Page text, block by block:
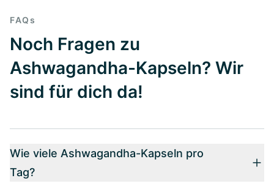
FAQs
Noch Fragen zu
Ashwagandha-Kapseln? Wir
sind für dich da!
Wie viele Ashwagandha-Kapseln pro
Tag?